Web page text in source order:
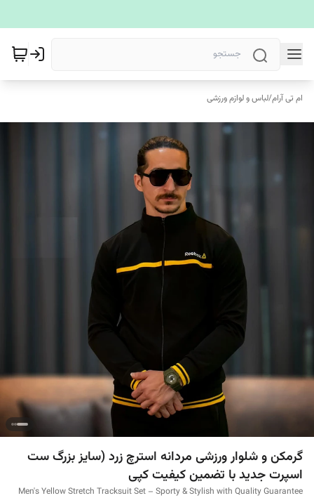
ام تی آرام/لباس و لوازم ورزشی
گرمکن و شلوار ورزشی مردانه استرچ زرد (سایز بزرگ ست
اسپرت جدید با تضمین کیفیت کپی
Men's Yellow Stretch Tracksuit Set – Sporty & Stylish with Quality Guarantee